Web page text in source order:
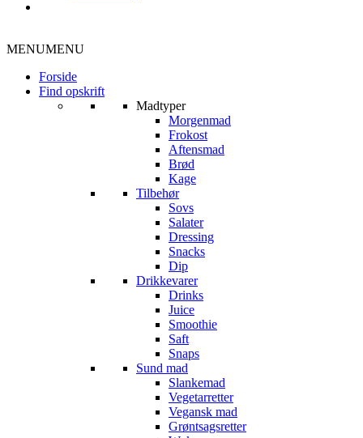
MENUMENU
Forside
Find opskrift
Madtyper
Morgenmad
Frokost
Aftensmad
Brød
Kage
Tilbehør
Sovs
Salater
Dressing
Snacks
Dip
Drikkevarer
Drinks
Juice
Smoothie
Saft
Snaps
Sund mad
Slankemad
Vegetarretter
Vegansk mad
Grøntsagsretter